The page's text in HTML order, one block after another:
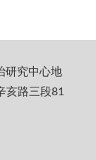
研究中心地
亥路三段81